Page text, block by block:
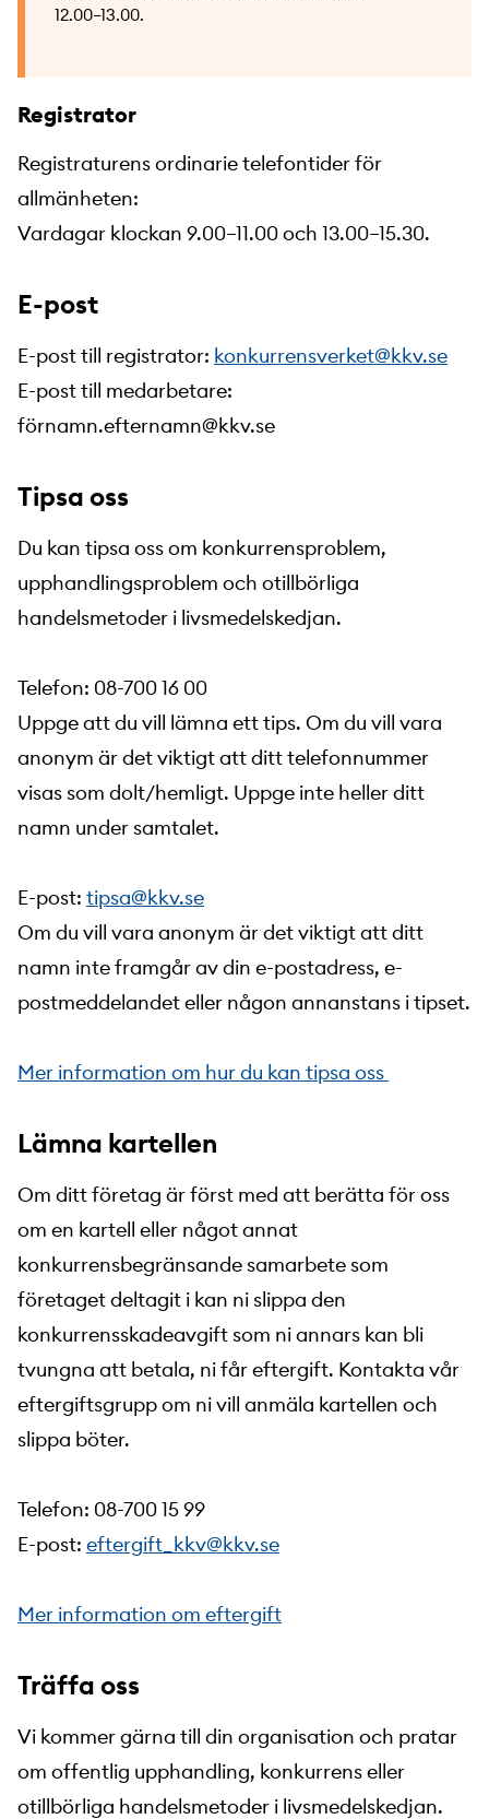
12.00–13.00.
Registrator
Registraturens ordinarie telefontider för
allmänheten:
Vardagar klockan 9.00–11.00 och 13.00–15.30.
E-post
E-post till registrator: konkurrensverket@kkv.se
E-post till medarbetare:
förnamn.efternamn@kkv.se
Tipsa oss
Du kan tipsa oss om konkurrensproblem,
upphandlingsproblem och otillbörliga
handelsmetoder i livsmedelskedjan.
Telefon: 08-700 16 00
Uppge att du vill lämna ett tips. Om du vill vara
anonym är det viktigt att ditt telefonnummer
visas som dolt/hemligt. Uppge inte heller ditt
namn under samtalet.
E-post: tipsa@kkv.se
Om du vill vara anonym är det viktigt att ditt
namn inte framgår av din e-postadress, e-
postmeddelandet eller någon annanstans i tipset.
Mer information om hur du kan tipsa oss
Lämna kartellen
Om ditt företag är först med att berätta för oss
om en kartell eller något annat
konkurrensbegränsande samarbete som
företaget deltagit i kan ni slippa den
konkurrensskadeavgift som ni annars kan bli
tvungna att betala, ni får eftergift. Kontakta vår
eftergiftsgrupp om ni vill anmäla kartellen och
slippa böter.
Telefon: 08-700 15 99
E-post: eftergift_kkv@kkv.se
Mer information om eftergift
Träffa oss
Vi kommer gärna till din organisation och pratar
om offentlig upphandling, konkurrens eller
otillbörliga handelsmetoder i livsmedelskedjan.